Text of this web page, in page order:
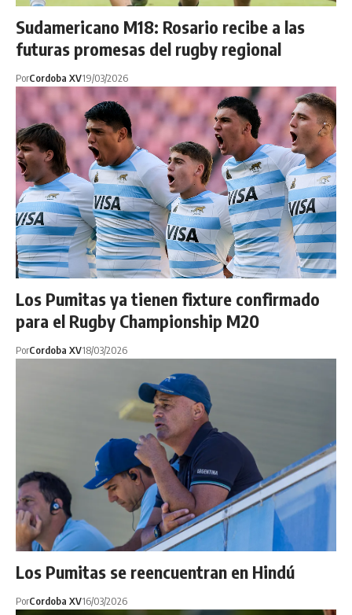
Sudamericano M18: Rosario recibe a las
futuras promesas del rugby regional
PorCordoba XV19/03/2026
Los Pumitas ya tienen fixture confirmado
para el Rugby Championship M20
PorCordoba XV18/03/2026
Los Pumitas se reencuentran en Hindú
PorCordoba XV16/03/2026